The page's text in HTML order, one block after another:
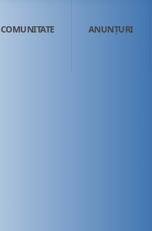
COMUNITATE ANUNȚURI